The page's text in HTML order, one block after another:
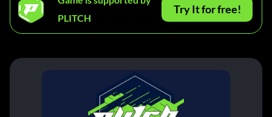
PLITCH
Try It for free!